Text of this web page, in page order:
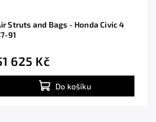
Struts and Bags - Honda Civic 4
91
625 Kč
Do košíku